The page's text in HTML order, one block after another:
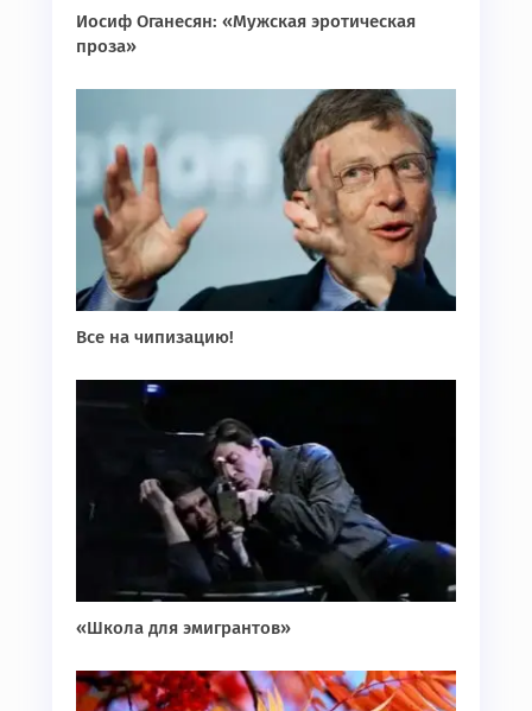
Иосиф Оганесян: «Мужская эротическая
проза»
Все на чипизацию!
«Школа для эмигрантов»